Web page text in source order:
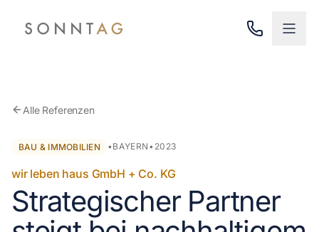
Alle Referenzen
BAU & IMMOBILIEN •BAYERN • 2023
wir leben haus GmbH + Co. KG
Strategischer Partner